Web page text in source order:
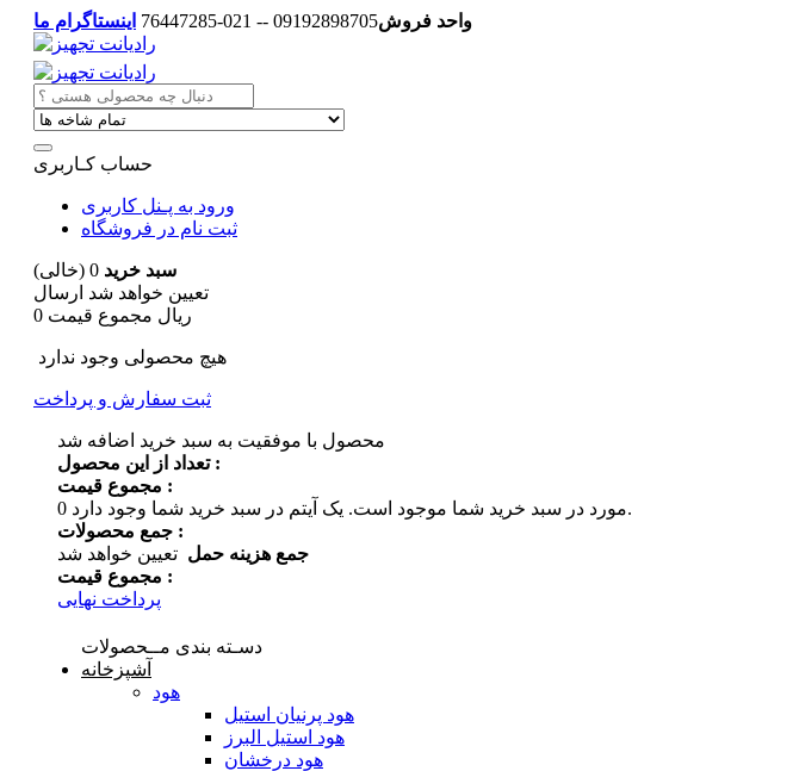
واحد فروش09192898705 -- 021-76447285 اینستاگرام ما
حساب کـاربری
ورود به پـنل کاربری
ثبت نام در فروشگاه
سبد خرید 0 (خالی)
تعیین خواهد شد ارسال
0 ریال مجموع قیمت
هیچ محصولی وجود ندارد
ثبت سفارش و پرداخت
محصول با موفقیت به سبد خرید اضافه شد
تعداد از این محصول :
مجموع قیمت :
0
مورد در سبد خرید شما موجود است.یک آیتم در سبد خرید شما وجود دارد.
جمع محصولات :
جمع هزینه حمل تعیین خواهد شد
مجموع قیمت :
پرداخت نهایی
دسـته بندی مــحصولات
آشپزخانه
هود
هود پرنیان استیل
هود استیل البرز
هود درخشان